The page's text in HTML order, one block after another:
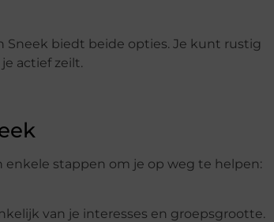
biedt beide opties. Je kunt rustig
actief zeilt.
enkele stappen om je op weg te helpen:
van je interesses en groepsgrootte.